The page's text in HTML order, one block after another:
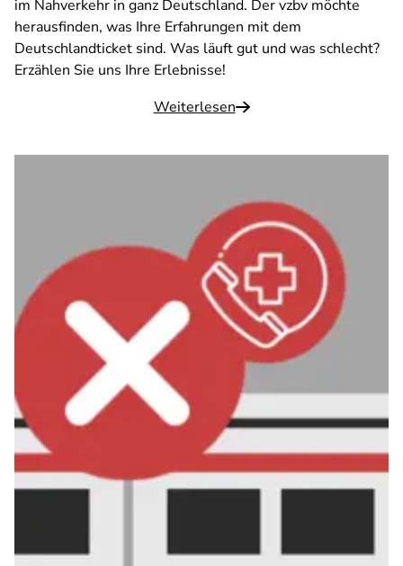
im Nahverkehr in ganz Deutschland. Der vzbv möchte
herausfinden, was Ihre Erfahrungen mit dem
Deutschlandticket sind. Was läuft gut und was schlecht?
Erzählen Sie uns Ihre Erlebnisse!
Weiterlesen